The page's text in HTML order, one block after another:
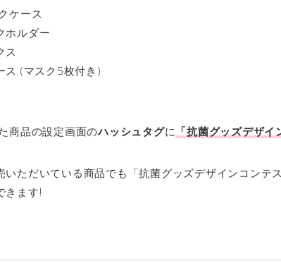
ケース
ホルダー
ス
ス (マスク5枚付き)
品の設定画面のハッシュタグに 「抗菌グッズデザイ
ただいている商品でも「抗菌グッズデザインコンテ
きます!